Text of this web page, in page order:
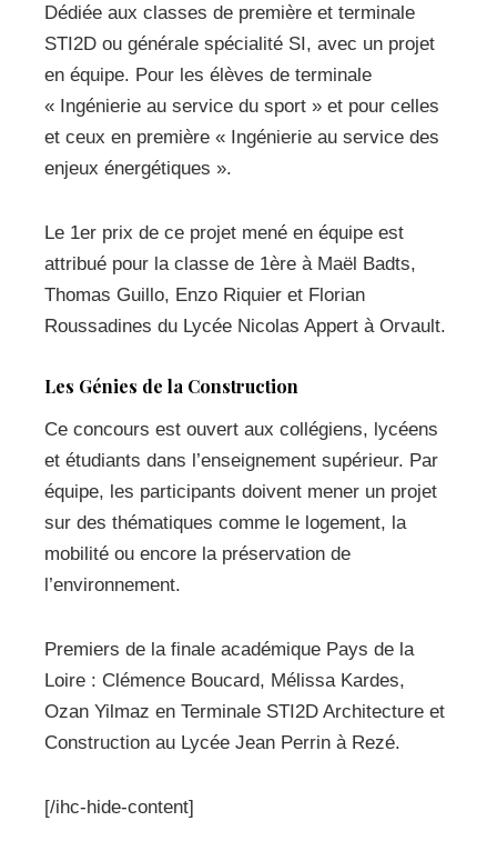
Dédiée aux classes de première et terminale
STI2D ou générale spécialité SI, avec un projet
en équipe. Pour les élèves de terminale
« Ingénierie au service du sport » et pour celles
et ceux en première « Ingénierie au service des
enjeux énergétiques ».
Le 1er prix de ce projet mené en équipe est
attribué pour la classe de 1ère à Maël Badts,
Thomas Guillo, Enzo Riquier et Florian
Roussadines du Lycée Nicolas Appert à Orvault.
Les Génies de la Construction
Ce concours est ouvert aux collégiens, lycéens
et étudiants dans l’enseignement supérieur. Par
équipe, les participants doivent mener un projet
sur des thématiques comme le logement, la
mobilité ou encore la préservation de
l’environnement.
Premiers de la finale académique Pays de la
Loire : Clémence Boucard, Mélissa Kardes,
Ozan Yilmaz en Terminale STI2D Architecture et
Construction au Lycée Jean Perrin à Rezé.
[/ihc-hide-content]